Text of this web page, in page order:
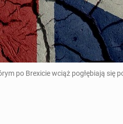
po Brexicie wciąż pogłębiają się